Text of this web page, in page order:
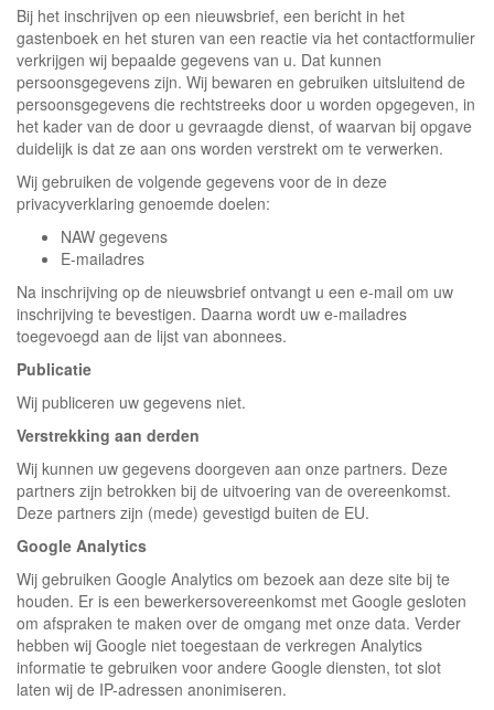
Bij het inschrijven op een nieuwsbrief, een bericht in het
gastenboek en het sturen van een reactie via het contactformulier
verkrijgen wij bepaalde gegevens van u. Dat kunnen
persoonsgegevens zijn. Wij bewaren en gebruiken uitsluitend de
persoonsgegevens die rechtstreeks door u worden opgegeven, in
het kader van de door u gevraagde dienst, of waarvan bij opgave
duidelijk is dat ze aan ons worden verstrekt om te verwerken.
Wij gebruiken de volgende gegevens voor de in deze
privacyverklaring genoemde doelen:
NAW gegevens
E-mailadres
Na inschrijving op de nieuwsbrief ontvangt u een e-mail om uw
inschrijving te bevestigen. Daarna wordt uw e-mailadres
toegevoegd aan de lijst van abonnees.
Publicatie
Wij publiceren uw gegevens niet.
Verstrekking aan derden
Wij kunnen uw gegevens doorgeven aan onze partners. Deze
partners zijn betrokken bij de uitvoering van de overeenkomst.
Deze partners zijn (mede) gevestigd buiten de EU.
Google Analytics
Wij gebruiken Google Analytics om bezoek aan deze site bij te
houden. Er is een bewerkersovereenkomst met Google gesloten
om afspraken te maken over de omgang met onze data. Verder
hebben wij Google niet toegestaan de verkregen Analytics
informatie te gebruiken voor andere Google diensten, tot slot
laten wij de IP-adressen anonimiseren.